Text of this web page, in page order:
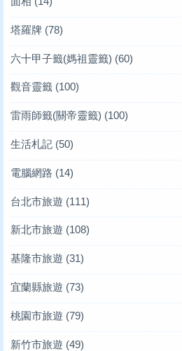
塔羅牌 (78)
六十甲子籤(媽祖靈籤) (60)
觀音靈籤 (100)
雷雨師籤(關帝靈籤) (100)
生活札記 (50)
電腦網路 (14)
台北市旅遊 (111)
新北市旅遊 (108)
基隆市旅遊 (31)
宜蘭縣旅遊 (73)
桃園市旅遊 (79)
新竹市旅遊 (49)